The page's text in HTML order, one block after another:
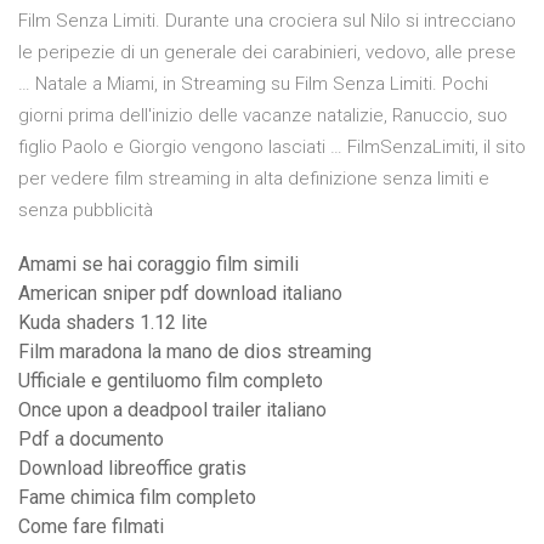
Film Senza Limiti. Durante una crociera sul Nilo si intrecciano
le peripezie di un generale dei carabinieri, vedovo, alle prese
… Natale a Miami, in Streaming su Film Senza Limiti. Pochi
giorni prima dell'inizio delle vacanze natalizie, Ranuccio, suo
figlio Paolo e Giorgio vengono lasciati … FilmSenzaLimiti, il sito
per vedere film streaming in alta definizione senza limiti e
senza pubblicità
Amami se hai coraggio film simili
American sniper pdf download italiano
Kuda shaders 1.12 lite
Film maradona la mano de dios streaming
Ufficiale e gentiluomo film completo
Once upon a deadpool trailer italiano
Pdf a documento
Download libreoffice gratis
Fame chimica film completo
Come fare filmati